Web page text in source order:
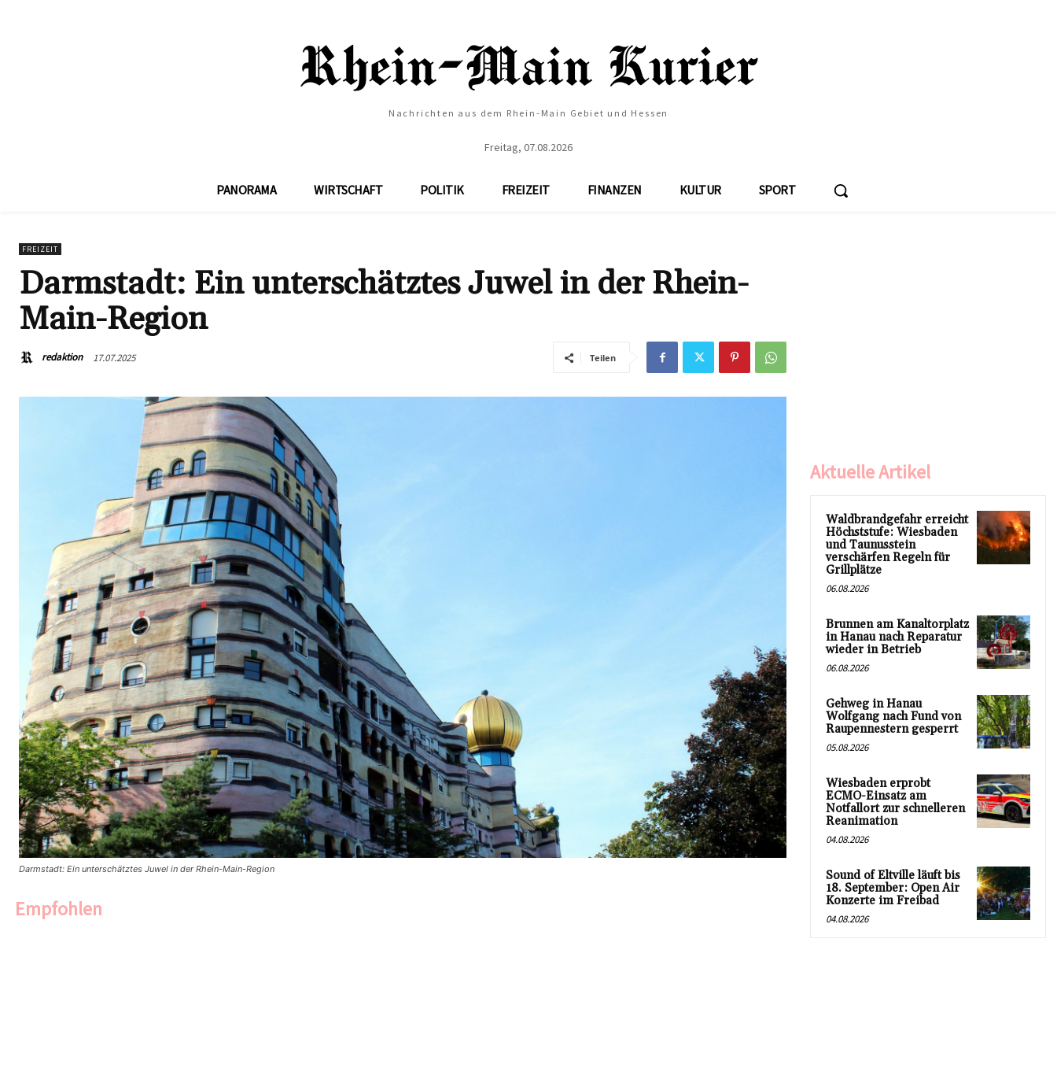
Nachrichten aus dem Rhein-Main Gebiet und Hessen
Freitag, 07.08.2026
PANORAMA WIRTSCHAFT POLITIK FREIZEIT FINANZEN KULTUR SPORT
FREIZEIT
Darmstadt: Ein unterschätztes Juwel in der Rhein-
Main-Region
redaktion 17.07.2025 Teilen
Darmstadt: Ein unterschätztes Juwel in der Rhein-Main-Region
Empfohlen
Aktuelle Artikel
Waldbrandgefahr erreicht
Höchststufe: Wiesbaden
und Taunusstein
verschärfen Regeln für
Grillplätze
06.08.2026
Brunnen am Kanaltorplatz
in Hanau nach Reparatur
wieder in Betrieb
06.08.2026
Gehweg in Hanau
Wolfgang nach Fund von
Raupennestern gesperrt
05.08.2026
Wiesbaden erprobt
ECMO-Einsatz am
Notfallort zur schnelleren
Reanimation
04.08.2026
Sound of Eltville läuft bis
18. September: Open Air
Konzerte im Freibad
04.08.2026